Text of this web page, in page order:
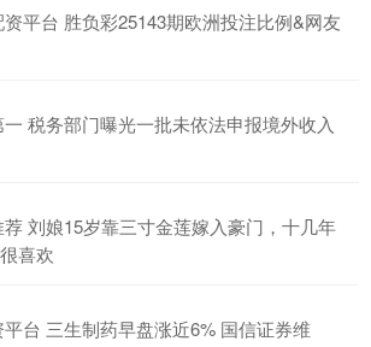
平台 胜负彩25143期欧洲投注比例&网友
税务部门曝光一批未依法申报境外收入
刘娘15岁靠三寸金莲嫁入豪门，十几年
喜欢
台 三生制药早盘涨近6% 国信证券维